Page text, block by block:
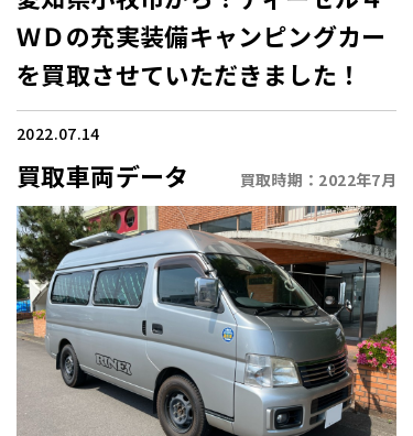
ＷＤの充実装備キャンピングカー
を買取させていただきました！
2022.07.14
買取車両データ 買取時期： 2022年7月